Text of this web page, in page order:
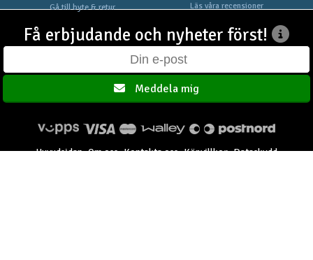
Gå till byte & retur Läs våra recensioner
Få erbjudande och nyheter först!
Meddela mig
Huvudsidan Om oss Kontakta oss Köpvillkor Dataskydd